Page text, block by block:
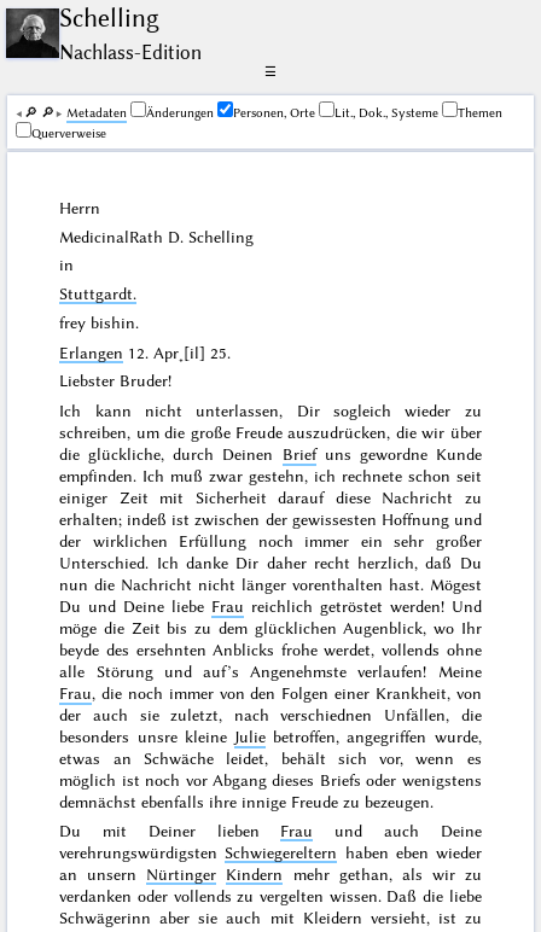
Schelling
Nachlass-Edition
☰
🔎︎ 🔎︎ Me­ta­da­ten Änderungen Personen, Orte Lit., Dok., Systeme
Themen
Querverweise
Herrn
MedicinalRath D. Schelling
in
Stuttgardt.
frey bishin.
Erlangen 12. Apr˖[il] 25.
Liebster Bruder!
Ich kann nicht unterlassen, Dir sogleich wieder zu
schreiben, um die große Freude auszudrücken, die wir über
die glückliche, durch Deinen Briefuns gewordne Kunde
empfinden. Ich muß zwar gestehn, ich rechnete schon seit
einiger Zeit mit Sicherheit darauf diese Nachricht zu
erhalten; indeß ist zwischen der gewissesten Hoffnung und
der wirklichen Erfüllung noch immer ein sehr großer
Unterschied. Ich danke Dir daher recht herzlich, daß Du
nun die Nachricht nicht länger vorenthalten hast. Mögest
Du und Deine liebe Frau reichlich getröstet werden! Und
möge die Zeit bis zu dem glücklichen Augenblick, wo Ihr
beyde des ersehnten Anblicks frohe werdet, vollends ohne
alle Störung und auf’s Angenehmste verlaufen! Meine
Frau, die noch immer von den Folgen einer Krankheit, von
der auch sie zuletzt, nach verschiednen Unfällen, die
besonders unsre kleine Julie betroffen, angegriffen wurde,
etwas an Schwäche leidet, behält sich vor, wenn es
möglich ist noch vor Abgang dieses Briefs oder wenigstens
demnächst ebenfalls ihre innige Freude zu bezeugen.
Du mit Deiner lieben Frau und auch Deine
verehrungswürdigsten Schwiegereltern haben eben wieder
an unsern Nürtinger Kindern mehr gethan, als wir zu
verdanken oder vollends zu vergelten wissen. Daß die liebe
Schwägerinn aber sie auch mit Kleidern versieht, ist zu